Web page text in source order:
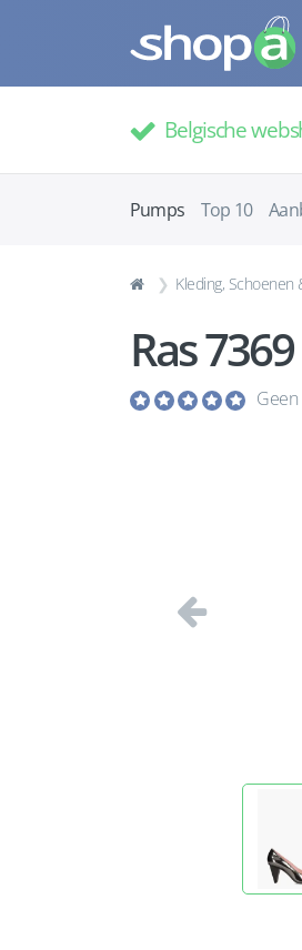
Belgische
Pumps Top 10
Kleding, Schoenen
Ras
Vorige